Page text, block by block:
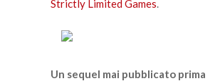
Strictly Limited Games.
Un sequel mai pubblicato prima